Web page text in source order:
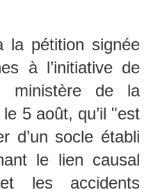
la pétition signée
à l’initiative de
ministère de la
5 août, qu’il "est
d’un socle établi
le lien causal
les accidents